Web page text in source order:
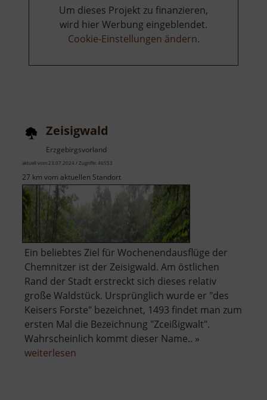
Um dieses Projekt zu finanzieren,
wird hier Werbung eingeblendet.
Cookie-Einstellungen ändern.
Zeisigwald
Erzgebirgsvorland
aktuell vom 23.07.2024 / Zugriffe: 46553
27 km vom aktuellen Standort
Ein beliebtes Ziel für Wochenendausflüge der
Chemnitzer ist der Zeisigwald. Am östlichen
Rand der Stadt erstreckt sich dieses relativ
große Waldstück. Ursprünglich wurde er "des
Keisers Forste" bezeichnet, 1493 findet man zum
ersten Mal die Bezeichnung "Zceißigwalt".
Wahrscheinlich kommt dieser Name.. »
weiterlesen